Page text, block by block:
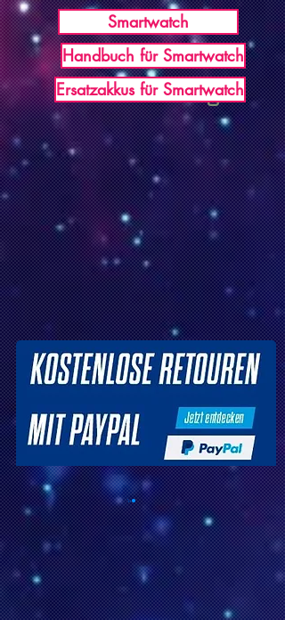
USB Germany
Smartwatch
Handbuch für Smartwatch
Ersatzakkus für Smartwatch